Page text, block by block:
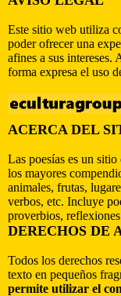
Este sitio web utiliza
poder ofrecer una
afines a sus intereses.
forma expresa el uso
ACERCA DEL
Las poesías es un
los mayores
animales, frutas,
verbos, etc. Incluye
proverbios,
DERECHOS DE
Todos los derechos
texto en pequeños
permite utilizar el